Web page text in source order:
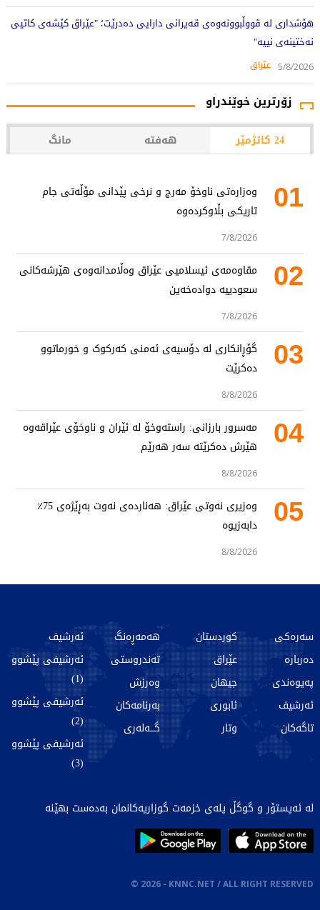
هۆشداری لە قووڵبوونەوەی قەیرانی دارایی دەدرێت؛ "عێراق کێشەی کاتیی
نەختینەی نییە"
5/8/2026 عێراق
زۆرترین خوێندراو
24 کاتژمێر هەفتە مانگ
01
وەزارەتی ناوخۆ مەرج و نرخی پێدانی مۆڵەتی جام
تاریکی بڵاوکردەوە
7/8/2026
02
مقاوەمەی ئیسلامیی عێراق وەڵامدانەوەی هێرشەکانی
سعودییە دوادەخەین
7/8/2026
03
گۆڕانکاری لە دۆسیەی ئەمنی کەرکوک و خورماتوو
دەکرێت
8/8/2026
04
مەسرور بارزانی: راستەوخۆ لە ئێران و ناوخۆی عێراقەوە
هێرش دەکرێتە سەر هەرێم
8/8/2026
05
وەزیری نەوتی عێراق: هەناردەی نەوت بەڕێژەی 75٪
دابەزیوە
8/8/2026
سەرەکی
دەربارە
پەیوەندی
ئەرشیف
تاگەکان
کوردستان
عێراق
جیهان
ئابوری
وتار
هەمەڕەنگ
تەندروستی
وەرزش
بەرنامەکان
گـــەلەری
ئەرشیف
ئەرشیفی پێشوو
(1)
ئەرشیفی پێشوو
(2)
ئەرشیفی پێشوو
(3)
لە ئەپستۆر و گوگڵ پلەی خزمەت گوزاریەکانمان بەدەست بهێنە
© 2026 - KNNC.NET / ALL RIGHT RESERVED